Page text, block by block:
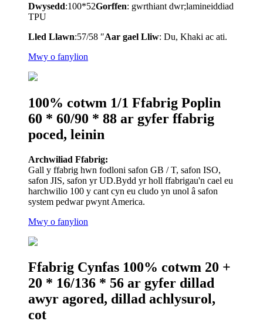
Dwysedd:100*52Gorffen: gwrthiant dwr;lamineiddiad
TPU
Lled Llawn:57/58 ″Aar gael Lliw: Du, Khaki ac ati.
Mwy o fanylion
100% cotwm 1/1 Ffabrig Poplin
60 * 60/90 * 88 ar gyfer ffabrig
poced, leinin
Archwiliad Ffabrig:
Gall y ffabrig hwn fodloni safon GB / T, safon ISO,
safon JIS, safon yr UD.Bydd yr holl ffabrigau'n cael eu
harchwilio 100 y cant cyn eu cludo yn unol â safon
system pedwar pwynt America.
Mwy o fanylion
Ffabrig Cynfas 100% cotwm 20 +
20 * 16/136 * 56 ar gyfer dillad
awyr agored, dillad achlysurol,
cot